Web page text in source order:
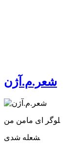
شعر.م.آژن
‍لوگر ای مامن من
‍شعله شدی